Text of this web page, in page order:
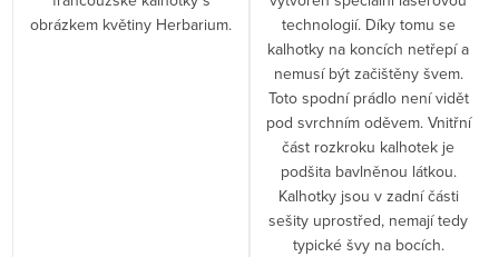
obrázkem květiny Herbarium.
technologií. Díky tomu se
kalhotky na koncích netřepí a
nemusí být začištěny švem.
Toto spodní prádlo není vidět
pod svrchním oděvem. Vnitřní
část rozkroku kalhotek je
podšita bavlněnou látkou.
Kalhotky jsou v zadní části
sešity uprostřed, nemají tedy
typické švy na bocích.